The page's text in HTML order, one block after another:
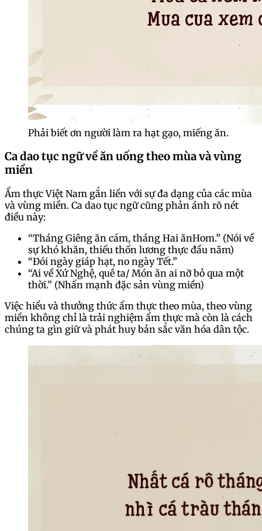
Phải biết ơn người làm ra hạt gạo, miếng ăn.
Ca dao tục ngữ về ăn uống theo mùa và vùng
miền
Ẩm thực Việt Nam gắn liền với sự đa dạng của các mùa
và vùng miền. Ca dao tục ngữ cũng phản ánh rõ nét
điều này:
“Tháng Giêng ăn cám, tháng Hai ănHom.” (Nói về
sự khó khăn, thiếu thốn lương thực đầu năm)
“Đói ngày giáp hạt, no ngày Tết.”
“Ai về Xứ Nghệ, quê ta/ Món ăn ai nỡ bỏ qua một
thời.” (Nhấn mạnh đặc sản vùng miền)
Việc hiểu và thưởng thức ẩm thực theo mùa, theo vùng
miền không chỉ là trải nghiệm ẩm thực mà còn là cách
chúng ta gìn giữ và phát huy bản sắc văn hóa dân tộc.